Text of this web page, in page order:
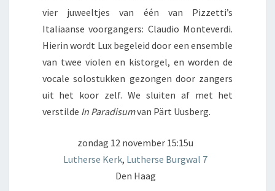
vier juweeltjes van één van Pizzetti’s
Italiaanse voorgangers: Claudio Monteverdi.
Hierin wordt Lux begeleid door een ensemble
van twee violen en kistorgel, en worden de
vocale solostukken gezongen door zangers
uit het koor zelf. We sluiten af met het
verstilde In Paradisumvan Pärt Uusberg.
zondag 12 november 15:15u
Lutherse Kerk, Lutherse Burgwal 7
Den Haag